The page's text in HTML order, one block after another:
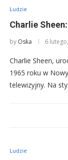
Ludzie
Charlie
by Oska 6
Charlie Sheen,
1965 roku w
telewizyjny. Na
Ludzie